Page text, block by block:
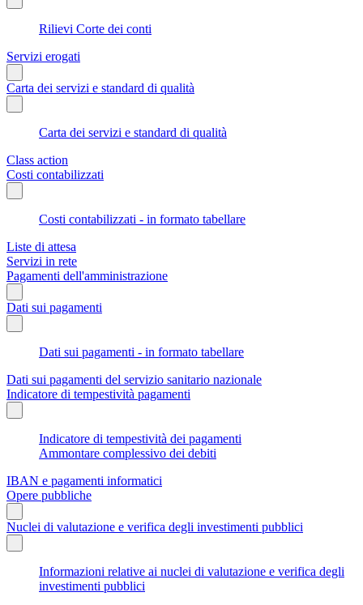
Rilievi Corte dei conti
Servizi erogati
Carta dei servizi e standard di qualità
Carta dei servizi e standard di qualità
Class action
Costi contabilizzati
Costi contabilizzati - in formato tabellare
Liste di attesa
Servizi in rete
Pagamenti dell'amministrazione
Dati sui pagamenti
Dati sui pagamenti - in formato tabellare
Dati sui pagamenti del servizio sanitario nazionale
Indicatore di tempestività pagamenti
Indicatore di tempestività dei pagamenti
Ammontare complessivo dei debiti
IBAN e pagamenti informatici
Opere pubbliche
Nuclei di valutazione e verifica degli investimenti pubblici
Informazioni relative ai nuclei di valutazione e verifica degli
investimenti pubblici